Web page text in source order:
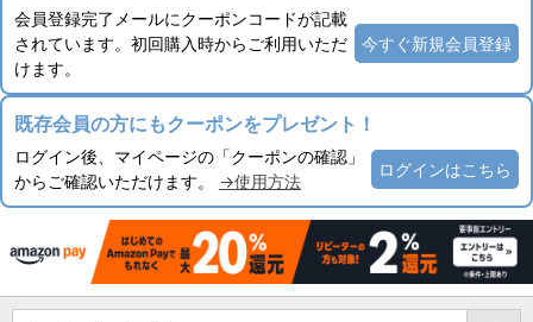
会員登録完了メールにクーポンコードが記載
されています。初回購入時からご利用いただ
けます。
今すぐ新規会員登録
既存会員の方にもクーポンをプレゼント！
ログイン後、マイページの「クーポンの確認」
からご確認いただけます。 →使用方法
ログインはこちら